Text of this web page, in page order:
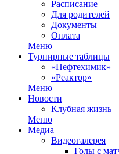
Расписание
Для родителей
Документы
Оплата
Меню
Турнирные таблицы
«Нефтехимик»
«Реактор»
Меню
Новости
Клубная жизнь
Меню
Медиа
Видеогалерея
Голы с